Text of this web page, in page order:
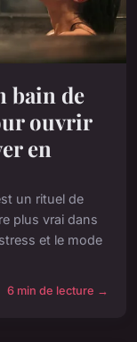
bain de
ouvrir
en
un rituel de
plus vrai dans
et le mode
6 min de lecture →